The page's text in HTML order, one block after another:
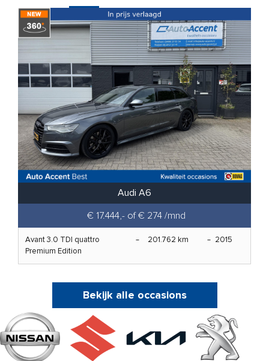
Audi A6
€ 17.444,- of € 274 /mnd
Avant 3.0 TDI quattro
Premium Edition
201.762 km 2015
Bekijk alle occasions